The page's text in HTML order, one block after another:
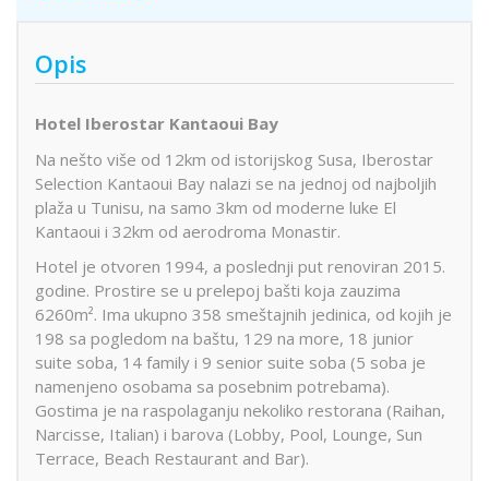
Opis
Hotel Iberostar Kantaoui Bay
Na nešto više od 12km od istorijskog Susa, Iberostar
Selection Kantaoui Bay nalazi se na jednoj od najboljih
plaža u Tunisu, na samo 3km od moderne luke El
Kantaoui i 32km od aerodroma Monastir.
Hotel je otvoren 1994, a poslednji put renoviran 2015.
godine. Prostire se u prelepoj bašti koja zauzima
6260m². Ima ukupno 358 smeštajnih jedinica, od kojih je
198 sa pogledom na baštu, 129 na more, 18 junior
suite soba, 14 family i 9 senior suite soba (5 soba je
namenjeno osobama sa posebnim potrebama).
Gostima je na raspolaganju nekoliko restorana (Raihan,
Narcisse, Italian) i barova (Lobby, Pool, Lounge, Sun
Terrace, Beach Restaurant and Bar).